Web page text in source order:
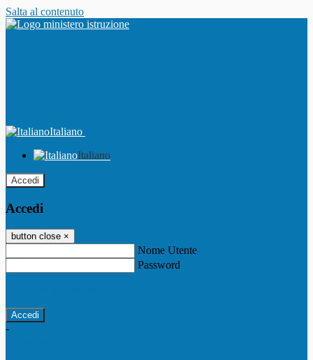
Salta al contenuto
Italiano
Italiano
Accedi
Accedi
button close ×
Nome Utente
Password
-